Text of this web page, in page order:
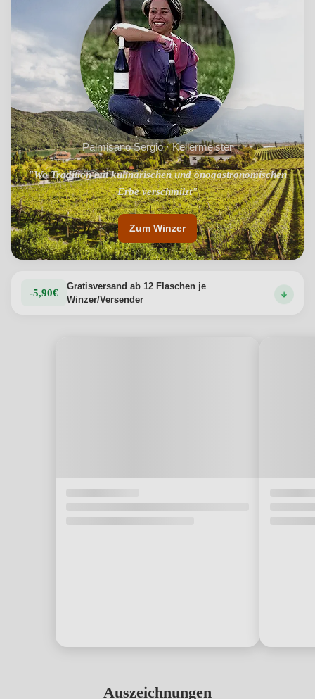
Palmisano Sergio · Kellermeister
"Wo Tradition mit kulinarischen und önogastronomischen
Erbe verschmilzt"
"Besten Weine des Salento"
Zum Winzer
-5,90€
Gratisversand ab 12 Flaschen je
Winzer/Versender
Auszeichnungen